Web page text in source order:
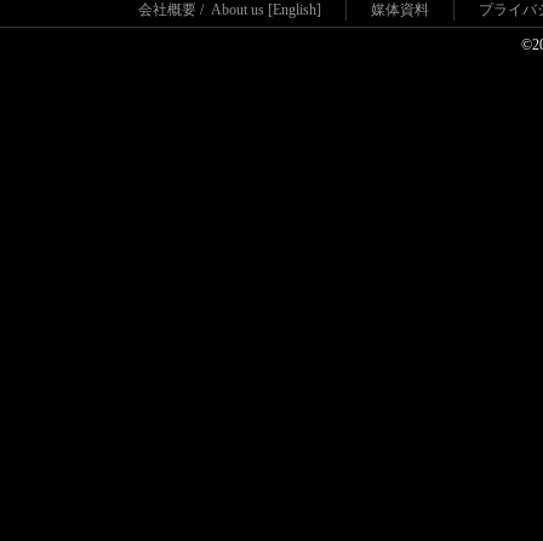
会社概要 / About us [English] 媒体資料 プライバ